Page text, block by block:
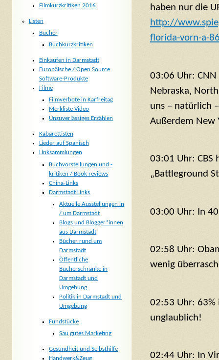
haben nur die
http://
florida-vorn-a-
03:06 Uhr:
Nebraska,
uns – natürlich
Außerdem New
03:01 Uhr: CBS
„Battleground
03:00 Uhr: In
02:58 Uhr:
wenig
02:53 Uhr:
unglaublich!
02:44 Uhr: In
Filmkurzkritiken 2016
Listen
Bücher
Buchkurzkritiken
Einkaufen in Darmstadt
Europäische / Open Source
Software-Produkte
Filme
Filmverbote in Karfreitag
Merkliste Video
Unzuverlässiges Erzählen
Kabarettisten
Lieder auf Spanisch
Linksammlungen
Buchvorstellungen und -
kritiken / Book reviews
China-Links
Darmstadt Links
Aktuelle Ausstellungen in
/ um Darmstadt
Blogs und Blogger*innen
aus Darmstadt
Bücher rund um
Darmstadt
Öffentliche
Bücherschränke in
Darmstadt und
Umgebung
Politik in Darmstadt und
Umgebung
Fundstücke
Sau gutes Marketing
Gesundheit und Selbsthilfe
Handwerk&Zeug